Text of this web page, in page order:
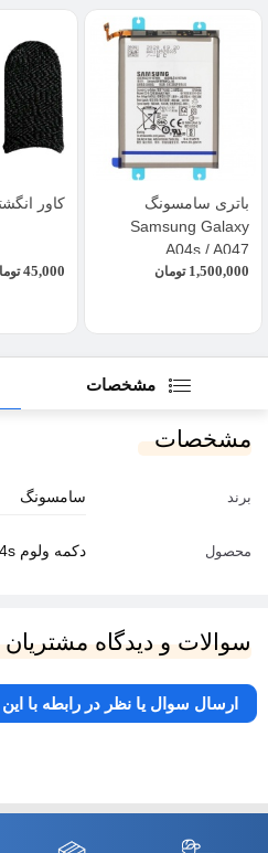
باتری سامسونگ
Samsung Galaxy
A04s / A047
1,500,000 تومان
کاور
45,000
مشخصات
مشخصات
برند سامسونگ
محصول دکمه ولوم Galaxy A04s
سوالات و دیدگاه مشتریان
ارسال سوال یا نظر در رابطه با